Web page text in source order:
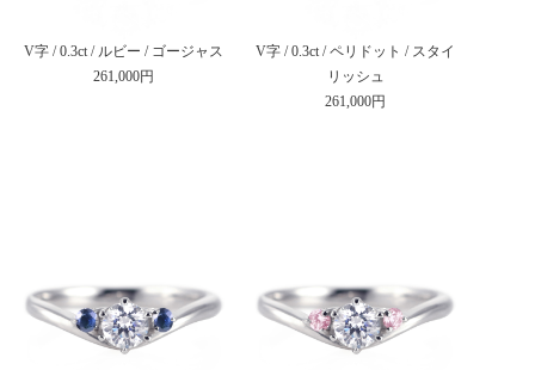
V字 / 0.3ct / ルビー / ゴージャス
261,000円
V字 / 0.3ct / ペリドット / スタイ
リッシュ
261,000円